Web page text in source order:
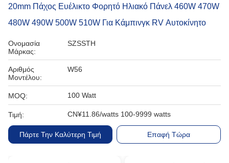
20mm Πάχος Ευέλικτο Φορητό Ηλιακό Πάνελ 460W 470W
480W 490W 500W 510W Για Κάμπινγκ RV Αυτοκίνητο
Ονομασία
Μάρκας:
SZSSTH
Αριθμός
Μοντέλου:
W56
MOQ: 100 Watt
Τιμή: CN¥11.86/watts 100-9999 watts
Πάρτε Την Καλύτερη Τιμή Επαφή Τώρα